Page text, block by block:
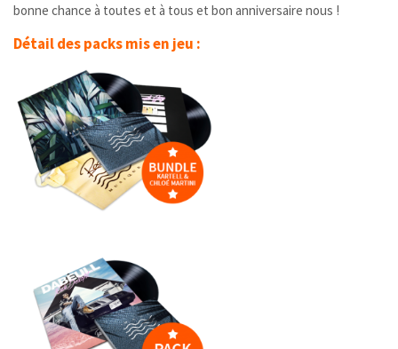
bonne chance à toutes et à tous et bon anniversaire nous !
Détail des packs mis en jeu :